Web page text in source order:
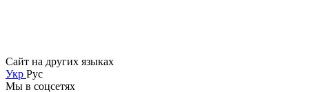
Сайт на других языках
Укр Рус
Мы в соцсетях